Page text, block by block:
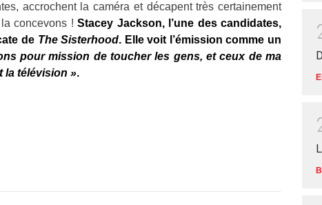
accrochent la caméra et décapent très certainement
concevons ! Stacey Jackson, l’une des candidates,
de The Sisterhood. Elle voit l’émission comme un
pour mission de toucher les gens, et ceux de ma
la télévision ».